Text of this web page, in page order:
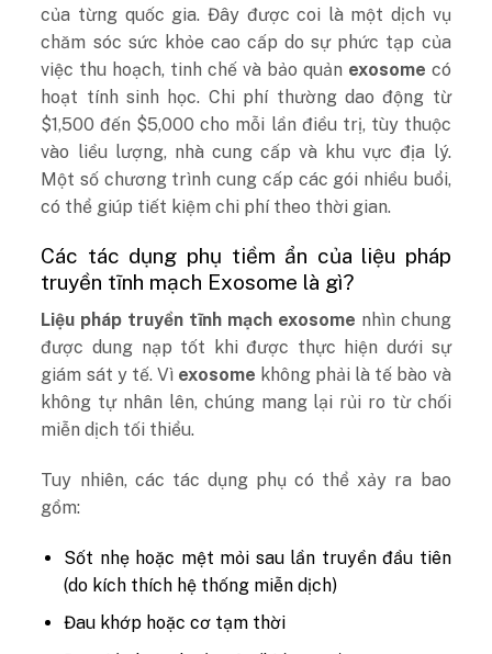
của từng quốc gia. Đây được coi là một dịch vụ
chăm sóc sức khỏe cao cấp do sự phức tạp của
việc thu hoạch, tinh chế và bảo quản exosome có
hoạt tính sinh học. Chi phí thường dao động từ
$1,500 đến $5,000 cho mỗi lần điều trị, tùy thuộc
vào liều lượng, nhà cung cấp và khu vực địa lý.
Một số chương trình cung cấp các gói nhiều buổi,
có thể giúp tiết kiệm chi phí theo thời gian.
Các tác dụng phụ tiềm ẩn của liệu pháp
truyền tĩnh mạch Exosome là gì?
Liệu pháp truyền tĩnh mạch exosome nhìn chung
được dung nạp tốt khi được thực hiện dưới sự
giám sát y tế. Vì exosome không phải là tế bào và
không tự nhân lên, chúng mang lại rủi ro từ chối
miễn dịch tối thiểu.
Tuy nhiên, các tác dụng phụ có thể xảy ra bao
gồm:
Sốt nhẹ hoặc mệt mỏi sau lần truyền đầu tiên
(do kích thích hệ thống miễn dịch)
Đau khớp hoặc cơ tạm thời